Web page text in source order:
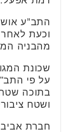
וכעת
מהבניה
שכונת
בתוכה
ושטח
חברת